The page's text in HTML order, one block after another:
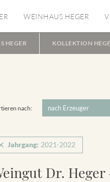
WEINHAUS HEGER
HEGER KOLLEKTION
nach:
Jahrgang: 2021-2022
Dr. Heger